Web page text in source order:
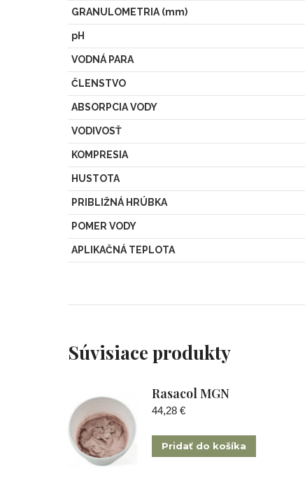
GRANULOMETRIA (mm)
pH
VODNÁ PARA
ČLENSTVO
ABSORPCIA VODY
VODIVOSŤ
KOMPRESIA
HUSTOTA
PRIBLIŽNÁ HRÚBKA
POMER VODY
APLIKAČNÁ TEPLOTA
Súvisiace produkty
Rasacol MGN
44,28 €
Pridať do košíka